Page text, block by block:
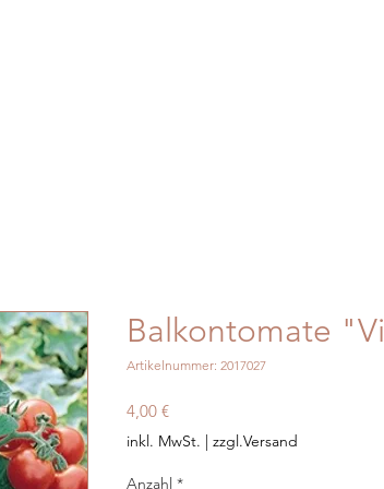
Balkontomate
Artikelnummer: 2017027
4,00 €Preis
inkl. MwSt. | zzgl.Versand
Anzahl *